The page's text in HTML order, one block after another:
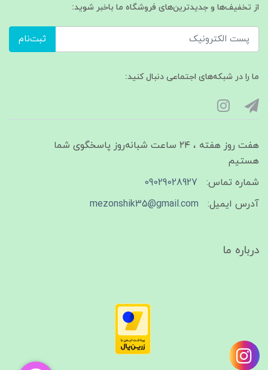
از تخفیف‌ها و جدیدترین‌های فروشگاه ما باخبر شوید:
ثبت‌نام
ما را در شبکه‌های اجتماعی دنبال کنید:
هفت روز هفته ، ۲۴ ساعت شبانه‌روز پاسخگوی شما
هستیم
شماره تماس:
09029028927
آدرس ایمیل:
mezonshik35@gmail.com
درباره ما